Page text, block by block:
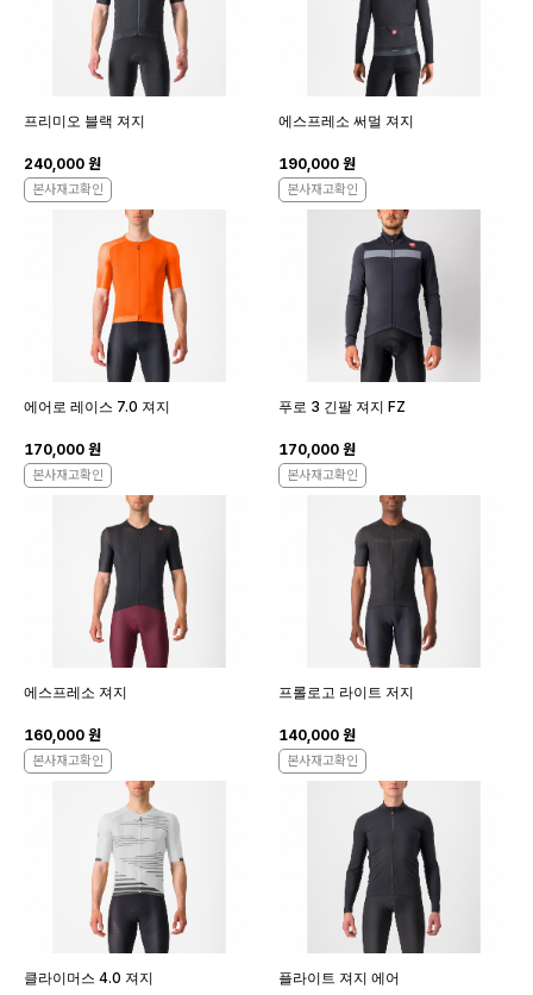
프리미오 블랙 져지
240,000 원
본사재고확인
에스프레소 써멀 져지
190,000 원
본사재고확인
에어로 레이스 7.0 져지
170,000 원
본사재고확인
푸로 3 긴팔 져지 FZ
170,000 원
본사재고확인
에스프레소 져지
160,000 원
본사재고확인
프롤로고 라이트 저지
140,000 원
본사재고확인
클라이머스 4.0 져지 플라이트 져지 에어